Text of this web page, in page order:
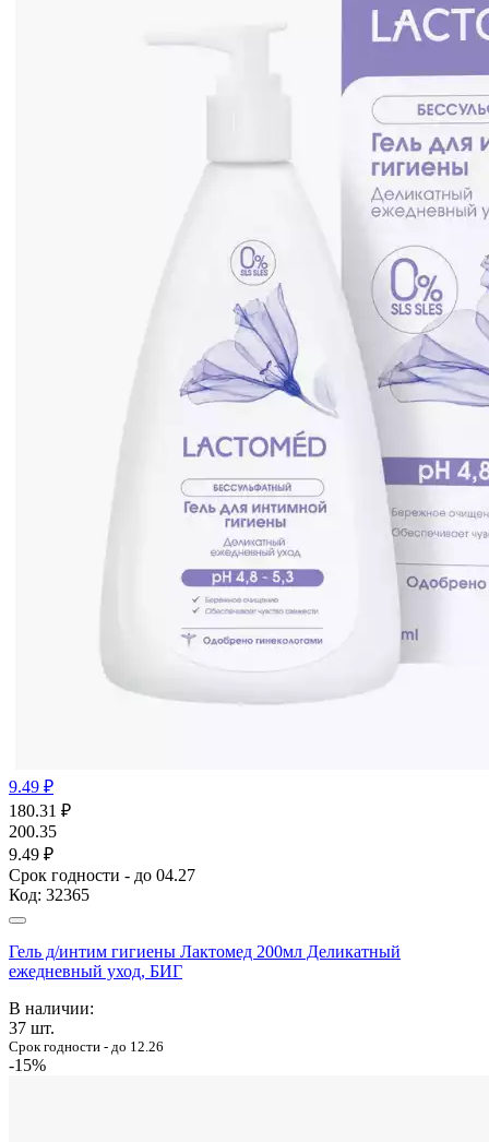
9.49 ₽
180.31 ₽
200.35
9.49 ₽
Срок годности - до 04.27
Код: 32365
Гель д/интим гигиены Лактомед 200мл Деликатный
ежедневный уход, БИГ
В наличии:
37 шт.
Срок годности - до 12.26
-15%